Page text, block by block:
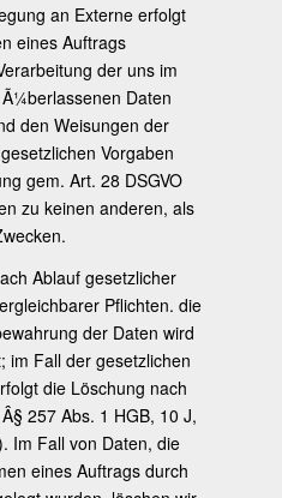
an Externe erfolgt
eines Auftrags
der uns im
Daten
den Weisungen der
Vorgaben
gem. Art. 28 DSGVO
zu keinen anderen, als
Ablauf gesetzlicher
Pflichten. die
der Daten wird
im Fall der gesetzlichen
die Löschung nach
257 Abs. 1 HGB, 10 J,
Im Fall von Daten, die
eines Auftrags durch